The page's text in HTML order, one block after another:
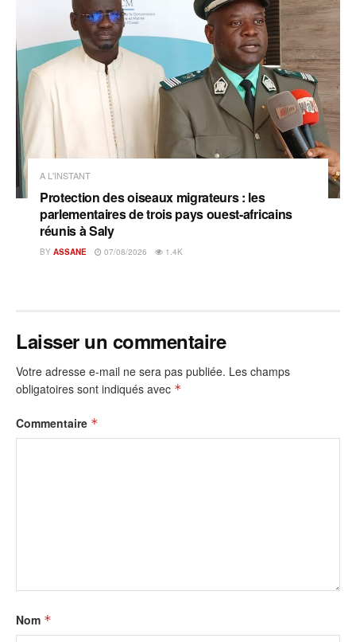
A L'INSTANT
Protection des oiseaux migrateurs : les
parlementaires de trois pays ouest-africains
réunis à Saly
BY ASSANE 07/08/2026 1.4K
Laisser un commentaire
Votre adresse e-mail ne sera pas publiée. Les champs
obligatoires sont indiqués avec *
Commentaire *
Nom *